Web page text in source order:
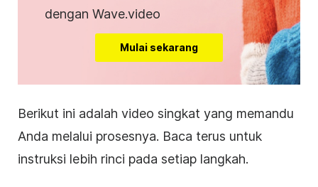
dengan Wave.video
Mulai sekarang
Berikut ini adalah video singkat yang memandu
Anda melalui prosesnya. Baca terus untuk
instruksi lebih rinci pada setiap langkah.